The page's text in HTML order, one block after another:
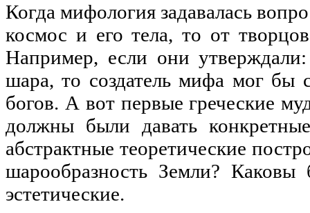
Когда мифология задавалась
космос и его тела, то от
Например, если они
шара, то создатель мифа мог бы
богов. А вот первые греческие
должны были давать
абстрактные теоретические
шарообразность Земли? Каковы
эстетические.